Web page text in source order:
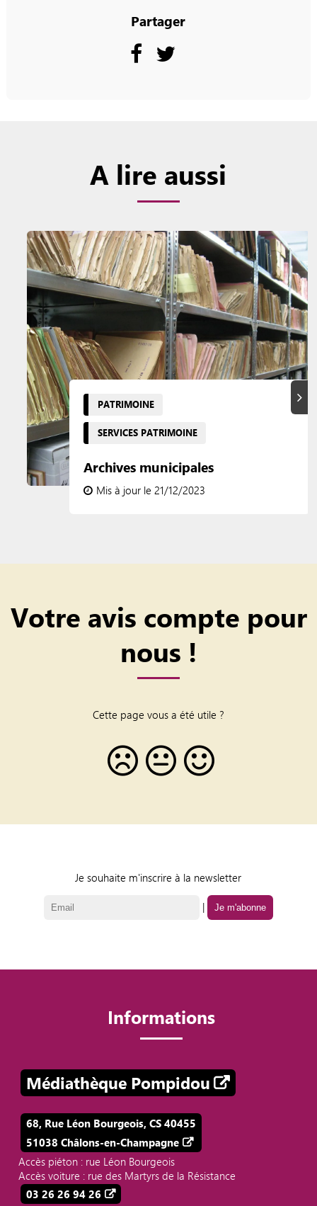
Partager
A lire aussi
PATRIMOINE
SERVICES PATRIMOINE
Archives municipales
Mis à jour le 21/12/2023
Votre avis compte pour
nous !
Cette page vous a été utile ?
Je souhaite m'inscrire à la newsletter
|
Informations
Médiathèque Pompidou
68, Rue Léon Bourgeois, CS 40455
51038 Châlons-en-Champagne
Accès piéton : rue Léon Bourgeois
Accès voiture : rue des Martyrs de la Résistance
03 26 26 94 26